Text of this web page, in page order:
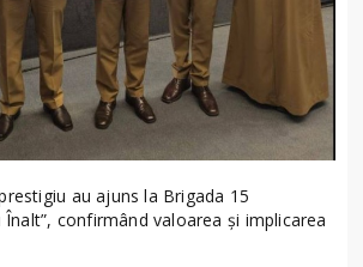
au ajuns la Brigada 15
confirmând valoarea și implicarea